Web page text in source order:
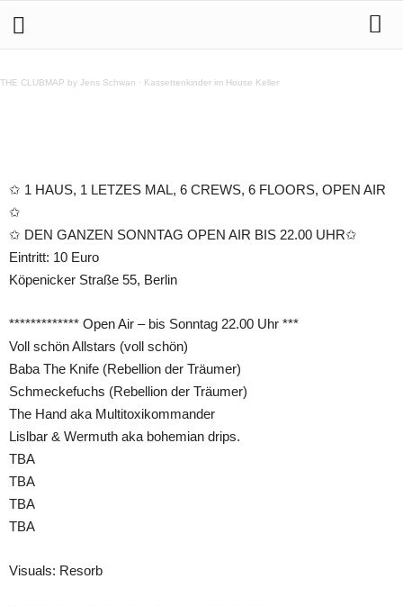
THE CLUBMAP by Jens Schwan · Kassettenkinder im House Keller
20-21.6. DER LETZTE RAVE VON KREUZBERG @
✩ 1 HAUS, 1 LETZES MAL, 6 CREWS, 6 FLOORS, OPEN AIR
✩
✩ DEN GANZEN SONNTAG OPEN AIR BIS 22.00 UHR✩
Eintritt: 10 Euro
Köpenicker Straße 55, Berlin
************* Open Air – bis Sonntag 22.00 Uhr ***
Voll schön Allstars (voll schön)
Baba The Knife (Rebellion der Träumer)
Schmeckefuchs (Rebellion der Träumer)
The Hand aka Multitoxikommander
Lislbar & Wermuth aka bohemian drips.
TBA
TBA
TBA
TBA
Visuals: Resorb